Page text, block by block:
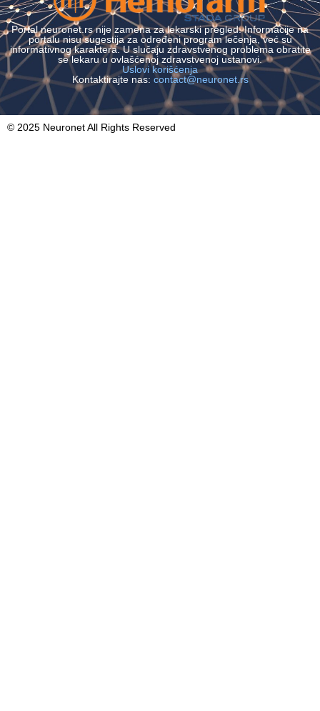
Portal neuronet.rs nije zamena za lekarski pregled. Informacije na
portalu nisu sugestija za određeni program lečenja, već su
informativnog karaktera. U slučaju zdravstvenog problema obratite
se lekaru u ovlašćenoj zdravstvenoj ustanovi.
Uslovi korišćenja
Kontaktirajte nas: contact@neuronet.rs
© 2025 Neuronet All Rights Reserved